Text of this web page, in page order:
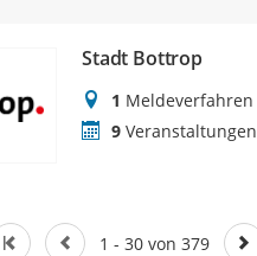
Stadt Bottrop
1 Meldeverfahren
9 Veranstaltungen
1 - 30 von 379